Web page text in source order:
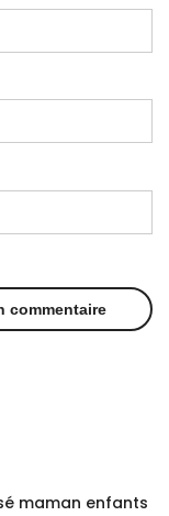
maman enfants